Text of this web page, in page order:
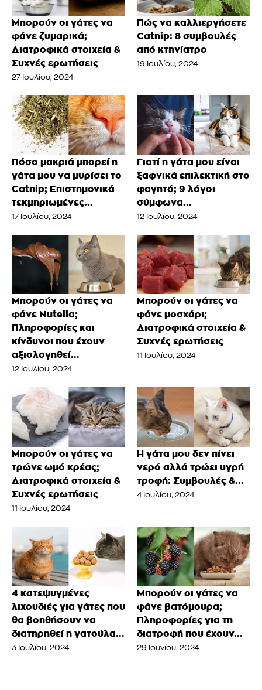
Μπορούν οι γάτες να
φάνε ζυμαρικά;
Διατροφικά στοιχεία &
Συχνές ερωτήσεις
27 Ιουλίου, 2024
Πώς να καλλιεργήσετε
Catnip: 8 συμβουλές
από κτηνίατρο
19 Ιουλίου, 2024
Πόσο μακριά μπορεί η
γάτα μου να μυρίσει το
Catnip; Επιστημονικά
τεκμηριωμένες...
17 Ιουλίου, 2024
Γιατί η γάτα μου είναι
ξαφνικά επιλεκτική στο
φαγητό; 9 λόγοι
σύμφωνα...
12 Ιουλίου, 2024
Μπορούν οι γάτες να
φάνε Nutella;
Πληροφορίες και
κίνδυνοι που έχουν
αξιολογηθεί...
12 Ιουλίου, 2024
Μπορούν οι γάτες να
φάνε μοσχάρι;
Διατροφικά στοιχεία &
Συχνές ερωτήσεις
11 Ιουλίου, 2024
Μπορούν οι γάτες να
τρώνε ωμό κρέας;
Διατροφικά στοιχεία &
Συχνές ερωτήσεις
11 Ιουλίου, 2024
Η γάτα μου δεν πίνει
νερό αλλά τρώει υγρή
τροφή: Συμβουλές &...
4 Ιουλίου, 2024
4 κατεψυγμένες
λιχουδιές για γάτες που
θα βοηθήσουν να
διατηρηθεί η γατούλα...
3 Ιουλίου, 2024
Μπορούν οι γάτες να
φάνε βατόμουρα;
Πληροφορίες για τη
διατροφή που έχουν...
29 Ιουνίου, 2024